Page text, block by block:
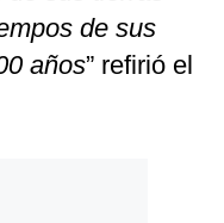
de sus
años” refirió el